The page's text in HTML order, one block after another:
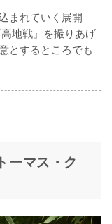
まれていく展開
地戦』を撮りあげ
とするところでも
ーマス・ク